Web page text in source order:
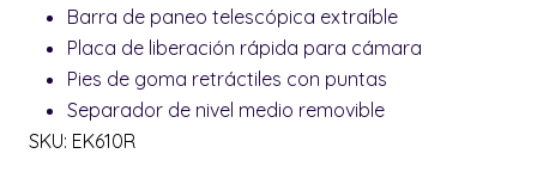
Barra de paneo telescópica extraíble
Placa de liberación rápida para cámara
Pies de goma retráctiles con puntas
Separador de nivel medio removible
SKU: EK610R